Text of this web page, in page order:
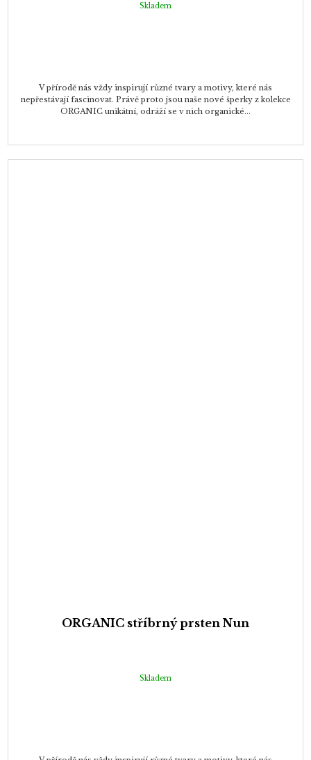
Skladem
V přírodě nás vždy inspirují různé tvary a motivy, které nás
nepřestávají fascinovat. Právě proto jsou naše nové šperky z kolekce
ORGANIC unikátní, odráží se v nich organické...
ORGANIC stříbrný prsten Nun
Skladem